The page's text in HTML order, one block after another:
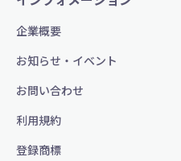
企業概要
お知らせ・イベント
お問い合わせ
利用規約
登録商標